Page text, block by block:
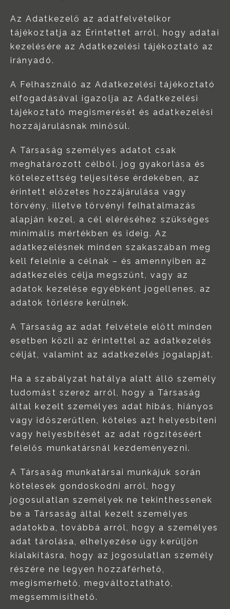
Az Adatkezelő az adatfelvételkor
tájékoztatja az Érintettet arról, hogy adatai
kezelésére az Adatkezelési tájékoztató az
irányadó.
A Felhasználó az Adatkezelési tájékoztató
elfogadásával igazolja az Adatkezelési
tájékoztató megismerését és adatkezelési
hozzájárulásnak minősül.
A Társaság személyes adatot csak
meghatározott célból, jog gyakorlása és
kötelezettség teljesítése érdekében, az
érintett előzetes hozzájárulása vagy
törvény, illetve törvényi felhatalmazás
alapján kezel, a cél eléréséhez szükséges
minimális mértékben és ideig. Az
adatkezelésnek minden szakaszában meg
kell felelnie a célnak – és amennyiben az
adatkezelés célja megszűnt, vagy az
adatok kezelése egyébként jogellenes, az
adatok törlésre kerülnek.
A Társaság az adat felvétele előtt minden
esetben közli az érintettel az adatkezelés
célját, valamint az adatkezelés jogalapját.
Ha a szabályzat hatálya alatt álló személy
tudomást szerez arról, hogy a Társaság
által kezelt személyes adat hibás, hiányos
vagy időszerűtlen, köteles azt helyesbíteni
vagy helyesbítését az adat rögzítéséért
felelős munkatársnál kezdeményezni.
A Társaság munkatársai munkájuk során
kötelesek gondoskodni arról, hogy
jogosulatlan személyek ne tekinthessenek
be a Társaság által kezelt személyes
adatokba, továbbá arról, hogy a személyes
adat tárolása, elhelyezése úgy kerüljön
kialakításra, hogy az jogosulatlan személy
részére ne legyen hozzáférhető,
megismerhető, megváltoztatható,
megsemmisíthető.